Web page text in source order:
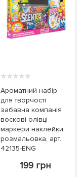
★★★★★
Ароматний набір
для творчості
забавна компанія
воскові олівці
маркери наклейки
розмальовка, арт.
42135-ENG
199 грн